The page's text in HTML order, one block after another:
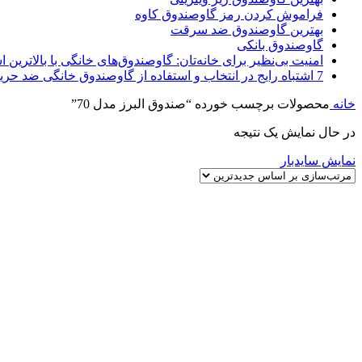
فراموش کردن رمز گاوصندوق کاوه
بهترین گاوصندوق ضد سرقت
گاوصندوق بانکی
امنیت بی‌نظیر برای خانه‌تان: گاوصندوق‌های خانگی با بالاترین
7 اشتباه رایج در انتخاب و استفاده از گاوصندوق خانگی ضد حریق
خانه محصولات برچسب خورده “صندوق البرز مدل 70”
در حال نمایش یک نتیجه
نمایش سایدبار